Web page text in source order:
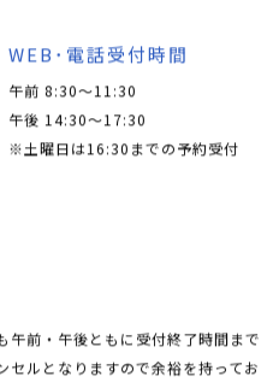
WEB･電話受付時間
午前 8:30～11:30
午後 14:30～17:30
※土曜日は16:30までの予約受付
前・午後ともに受付終了時間まで
セルとなりますので余裕を持ってお